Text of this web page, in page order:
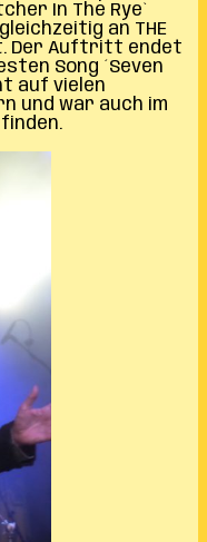
In The Rye`
an THE
Der Auftritt endet
Song ´Seven
auf vielen
und war auch im
finden.